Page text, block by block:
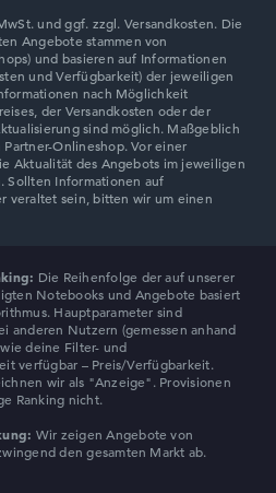
V
Die Reihenfolge der auf unserer
Notebooks und Angebote basiert
Hauptparameter sind
anderen Nutzern (gemessen anhand
deine Filter- und
verfügbar – Preis/Verfügbarkeit.
wir als "Anzeige". Provisionen
Ranking nicht.
Wir zeigen Angebote von
den gesamten Markt ab.